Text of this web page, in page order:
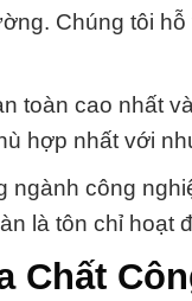
Chúng tôi
toàn cao nhất
hợp nhất với
công
là tôn chỉ hoạt
Chất